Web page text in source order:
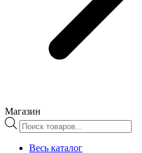
Магазин
Поиск
товаров
Весь каталог